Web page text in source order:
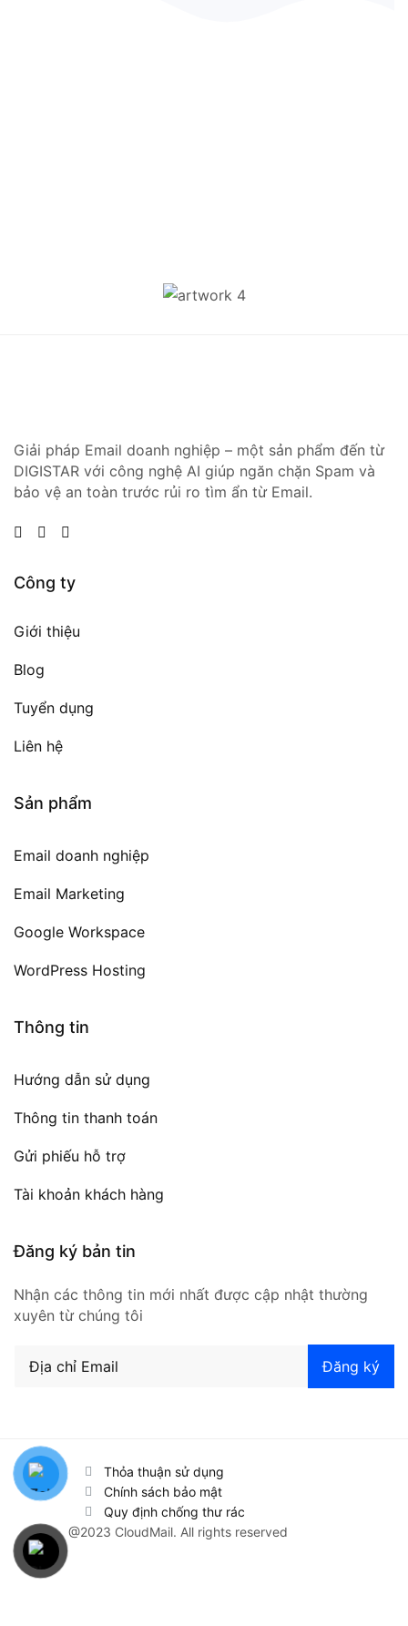
Giải pháp Email doanh nghiệp – một sản phẩm đến từ
DIGISTAR với công nghệ AI giúp ngăn chặn Spam và
bảo vệ an toàn trước rủi ro tìm ẩn từ Email.
Công ty
Giới thiệu
Blog
Tuyển dụng
Liên hệ
Sản phẩm
Email doanh nghiệp
Email Marketing
Google Workspace
WordPress Hosting
Thông tin
Hướng dẫn sử dụng
Thông tin thanh toán
Gửi phiếu hỗ trợ
Tài khoản khách hàng
Đăng ký bản tin
Nhận các thông tin mới nhất được cập nhật thường
xuyên từ chúng tôi
@2023 CloudMail. All rights reserved
Thỏa thuận sử dụng
Chính sách bảo mật
Quy định chống thư rác